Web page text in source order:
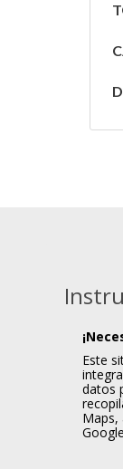
Este
datos
Maps,